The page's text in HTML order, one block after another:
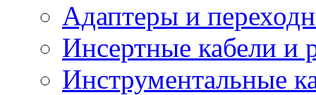
Адаптеры и
Инсертные кабели и
Инструментальные